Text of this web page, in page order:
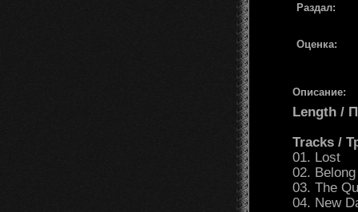
Раздал:
Оценка:
Описание:
Length /
Tracks /
01. Lost
02.
03. The
04. New